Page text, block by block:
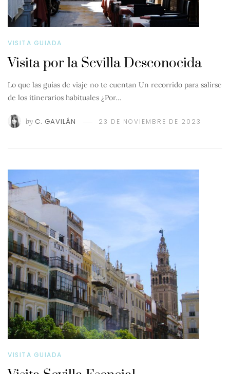
VISITA GUIADA
Visita por la Sevilla Desconocida
Lo que las guías de viaje no te cuentan Un recorrido para salirse
de los itinerarios habituales ¿Por…
by C. GAVILÁN 23 DE NOVIEMBRE DE 2023
VISITA GUIADA